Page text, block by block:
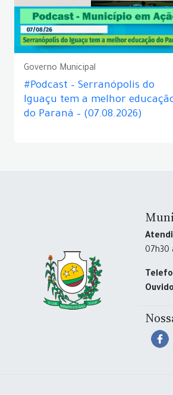
Governo Municipal
#Podcast – Serranópolis do
Iguaçu tem a melhor
do Paraná – (07.08.2026)
07h30